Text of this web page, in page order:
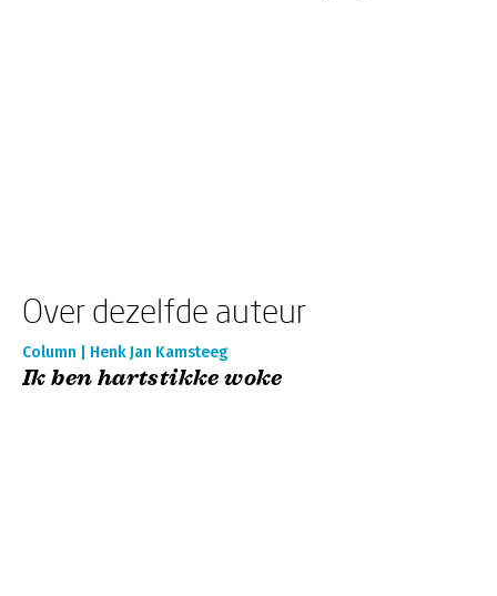
Over dezelfde auteur
Column | Henk Jan Kamsteeg
Ik ben hartstikke woke